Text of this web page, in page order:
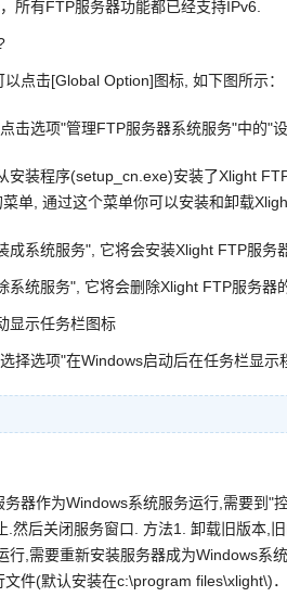
所有FTP服务器功能都已经支持IPv6.
点击[Global Option]图标, 如下图所示：
击选项"管理FTP服务器系统服务"中的"
安装程序(setup_cn.exe)安装了Xlight
单, 通过这个菜单你可以安装和卸载
系统服务", 它将会安装Xlight FTP服务
统服务", 它将会删除Xlight FTP服务器
显示任务栏图标
择选项"在Windows启动后在任务栏显示
器作为Windows系统服务运行,需要到"
然后关闭服务窗口. 方法1. 卸载旧版本,
行,需要重新安装服务器成为Windows系
件(默认安装在c:\program files\xlight\)